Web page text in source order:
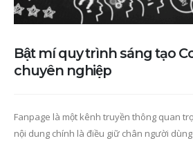
Bật mí quy trình sáng tạo
chuyên nghiệp
Fanpage là một kênh truyền thông quan
nội dung chính là điều giữ chân người